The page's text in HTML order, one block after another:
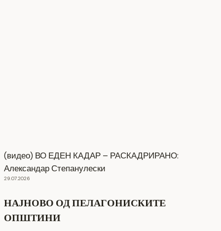
(видео) ВО ЕДЕН КАДАР – РАСКАДРИРАНО:
Александар Степанулески
29.07.2026
НАЈНОВО ОД ПЕЛАГОНИСКИТЕ
ОПШТИНИ